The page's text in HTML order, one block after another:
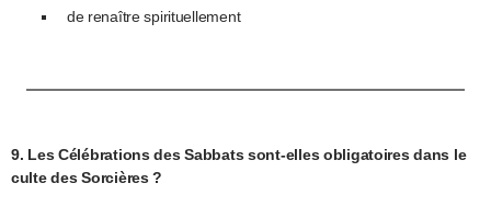
de renaître spirituellement
9. Les Célébrations des Sabbats sont-elles obligatoires dans le
culte des Sorcières ?